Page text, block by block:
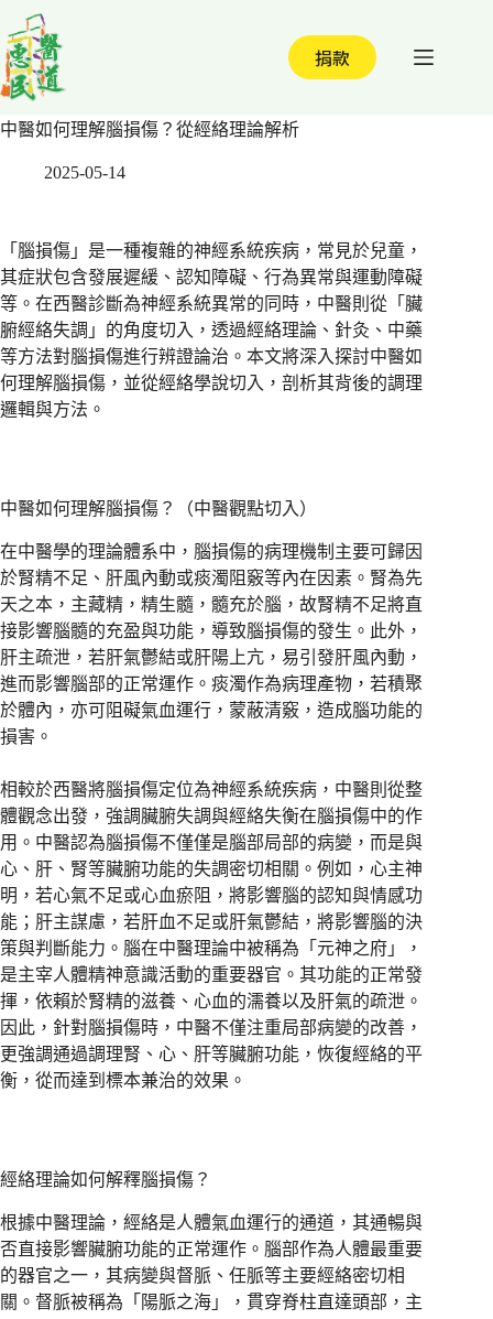
至
主
要
內
捐款
中醫如何理解腦損傷？從經絡理論解析
2025-05-14
「腦損傷」是一種複雜的神經系統疾病，常見於兒童，
其症狀包含發展遲緩、認知障礙、行為異常與運動障礙
等。在西醫診斷為神經系統異常的同時，中醫則從「臟
腑經絡失調」的角度切入，透過經絡理論、針灸、中藥
等方法對腦損傷進行辨證論治。本文將深入探討中醫如
何理解腦損傷，並從經絡學說切入，剖析其背後的調理
邏輯與方法。
中醫如何理解腦損傷？（中醫觀點切入）
在中醫學的理論體系中，腦損傷的病理機制主要可歸因
於腎精不足、肝風內動或痰濁阻竅等內在因素。腎為先
天之本，主藏精，精生髓，髓充於腦，故腎精不足將直
接影響腦髓的充盈與功能，導致腦損傷的發生。此外，
肝主疏泄，若肝氣鬱結或肝陽上亢，易引發肝風內動，
進而影響腦部的正常運作。痰濁作為病理產物，若積聚
於體內，亦可阻礙氣血運行，蒙蔽清竅，造成腦功能的
損害。
相較於西醫將腦損傷定位為神經系統疾病，中醫則從整
體觀念出發，強調臟腑失調與經絡失衡在腦損傷中的作
用。中醫認為腦損傷不僅僅是腦部局部的病變，而是與
心、肝、腎等臟腑功能的失調密切相關。例如，心主神
明，若心氣不足或心血瘀阻，將影響腦的認知與情感功
能；肝主謀慮，若肝血不足或肝氣鬱結，將影響腦的決
策與判斷能力。腦在中醫理論中被稱為「元神之府」，
是主宰人體精神意識活動的重要器官。其功能的正常發
揮，依賴於腎精的滋養、心血的濡養以及肝氣的疏泄。
因此，針對腦損傷時，中醫不僅注重局部病變的改善，
更強調通過調理腎、心、肝等臟腑功能，恢復經絡的平
衡，從而達到標本兼治的效果。
經絡理論如何解釋腦損傷？
根據中醫理論，經絡是人體氣血運行的通道，其通暢與
否直接影響臟腑功能的正常運作。腦部作為人體最重要
的器官之一，其病變與督脈、任脈等主要經絡密切相
關。督脈被稱為「陽脈之海」，貫穿脊柱直達頭部，主